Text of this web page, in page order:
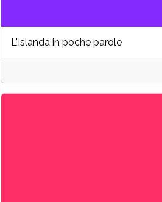
L'Islanda in poche parole